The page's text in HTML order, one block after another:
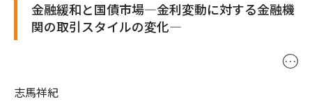
金融緩和と国債市場—金利変動に対する金融機
関の取引スタイルの変化—
･･･
志馬祥紀